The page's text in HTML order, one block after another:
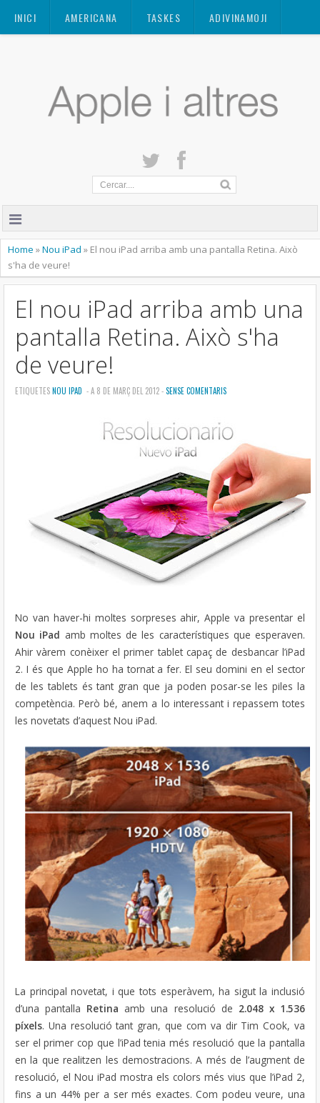
INICI AMERICANA TASKES ADIVINAMOJI
Home »Nou iPad » El nou iPad arriba amb una pantalla Retina. Això
s'ha de veure!
El nou iPad arriba amb una
pantalla Retina. Això s'ha
de veure!
ETIQUETESNOU IPAD - A 8 DE MARÇ DEL 2012 -SENSE COMENTARIS
No van haver-hi moltes sorpreses ahir, Apple va presentar el
Nou iPad amb moltes de les característiques que esperaven.
Ahir vàrem conèixer el primer tablet capaç de desbancar l’iPad
2. I és que Apple ho ha tornat a fer. El seu domini en el sector
de les tablets és tant gran que ja poden posar-se les piles la
competència. Però bé, anem a lo interessant i repassem totes
les novetats d’aquest Nou iPad.
La principal novetat, i que tots esperàvem, ha sigut la inclusió
d’una pantalla Retina amb una resolució de 2.048 x 1.536
píxels. Una resolució tant gran, que com va dir Tim Cook, va
ser el primer cop que l’iPad tenia més resolució que la pantalla
en la que realitzen les demostracions. A més de l’augment de
resolució, el Nou iPad mostra els colors més vius que l’iPad 2,
fins a un 44% per a ser més exactes. Com podeu veure, una